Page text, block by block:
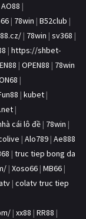
AO88 |
| 78win | B52club |
| 78win | sv368 |
| https://shbet-
| OPEN88 | 78win
|
| kubet |
|
cái lô đề | 78win |
| Alo789 | Ae888
| truc tiep bong da
| Xoso66 | MB66 |
| colatv truc tiep
| xx88 | RR88 |